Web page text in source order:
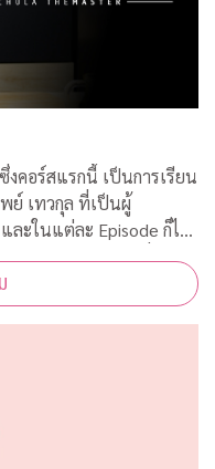
คอร์สแรกนี้ เป็นการเรียน
ย์ เทวกุล ที่เป็นผู้
ะในแต่ละ Episode ก็ได้
วุฒิ จากคณะต่างๆ ที่มาให้